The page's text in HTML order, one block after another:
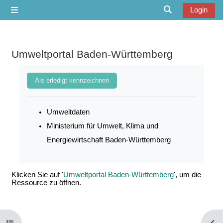
Login
Umweltportal Baden-Württemberg
Als erledigt kennzeichnen
Umweltdaten
Ministerium für Umwelt, Klima und
Energiewirtschaft Baden-Württemberg
Klicken Sie auf 'Umweltportal Baden-Württemberg', um die
Ressource zu öffnen.